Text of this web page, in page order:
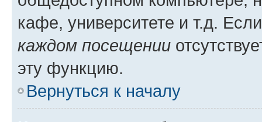
кафе, университете и т.д.
каждом посещении
эту функцию.
Вернуться к началу